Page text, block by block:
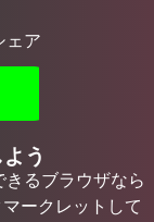
ェア
う
るブラウザなら
ークレットして